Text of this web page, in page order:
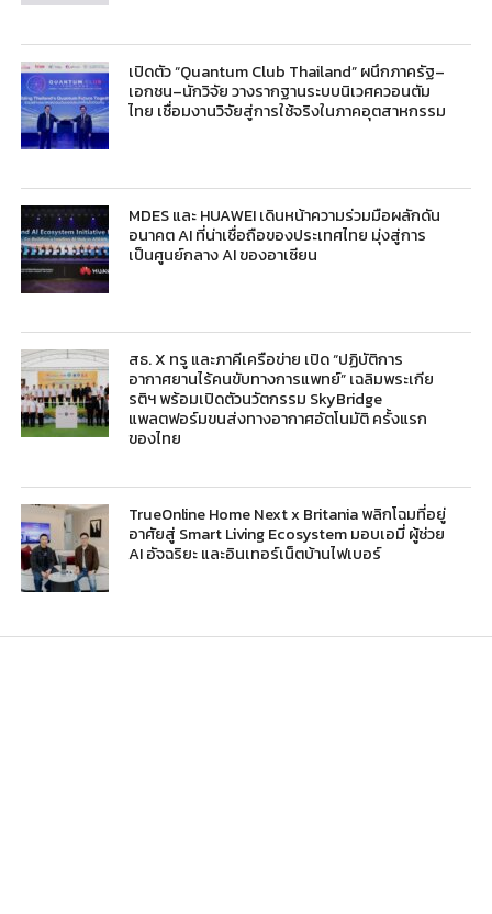
เปิดตัว “Quantum Club Thailand” ผนึกภาครัฐ–
เอกชน–นักวิจัย วางรากฐานระบบนิเวศควอนตัม
ไทย เชื่อมงานวิจัยสู่การใช้จริงในภาคอุตสาหกรรม
MDES และ HUAWEI เดินหน้าความร่วมมือผลักดัน
อนาคต AI ที่น่าเชื่อถือของประเทศไทย มุ่งสู่การ
เป็นศูนย์กลาง AI ของอาเซียน
สธ. X ทรู และภาคีเครือข่าย เปิด “ปฏิบัติการ
อากาศยานไร้คนขับทางการแพทย์” เฉลิมพระเกีย
รติฯ พร้อมเปิดตัวนวัตกรรม SkyBridge
แพลตฟอร์มขนส่งทางอากาศอัตโนมัติ ครั้งแรก
ของไทย
TrueOnline Home Next x Britania พลิกโฉมที่อยู่
อาศัยสู่ Smart Living Ecosystem มอบเอมี่ ผู้ช่วย
AI อัจฉริยะ และอินเทอร์เน็ตบ้านไฟเบอร์